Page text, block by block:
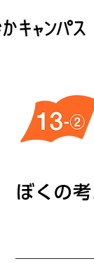
ぼくの